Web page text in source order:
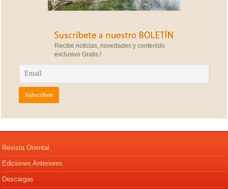
Recibe noticias, novedades y contenido
exclusivo Gratis !
Revista Oriental
Ediciones Anteriores
Descargas